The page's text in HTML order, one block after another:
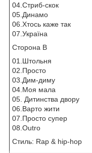
04.Стриб-скок
05.Динамо
06.Хтось каже так
07.Україна
Сторона B
01.Штольня
02.Просто
03.Дим-диму
04.Моя мала
05. Дитинства двору
06.Варто жити
07.Просто супер
08.Outro
Стиль: Rap & hip-hop